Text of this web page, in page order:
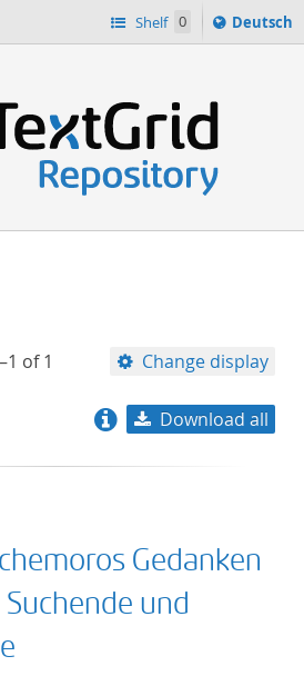
Shelf 0
Sprache
ï¿½ndern
Deutsch
of1 Change display
title descending
Download all
Gedanken
und